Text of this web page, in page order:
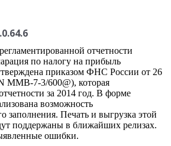
отчетности
по налогу на прибыль
приказом ФНС России от 26
ММВ-7-3/600@), которая
за 2014 год. В форме
возможность
заполнения. Печать и выгрузка этой
поддержаны в ближайших релизах.
ошибки.